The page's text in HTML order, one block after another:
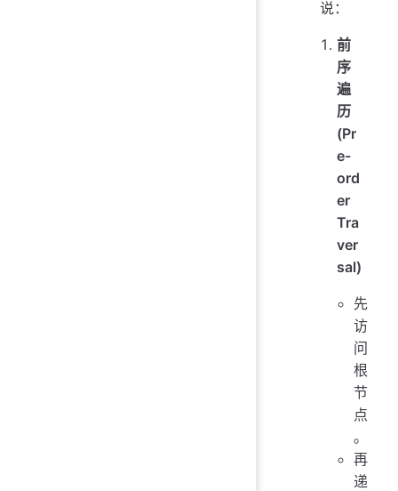
说：
前
序
遍
历
(Pr
e-
ord
er
Tra
ver
sal)
先
访
问
根
节
点
。
再
递